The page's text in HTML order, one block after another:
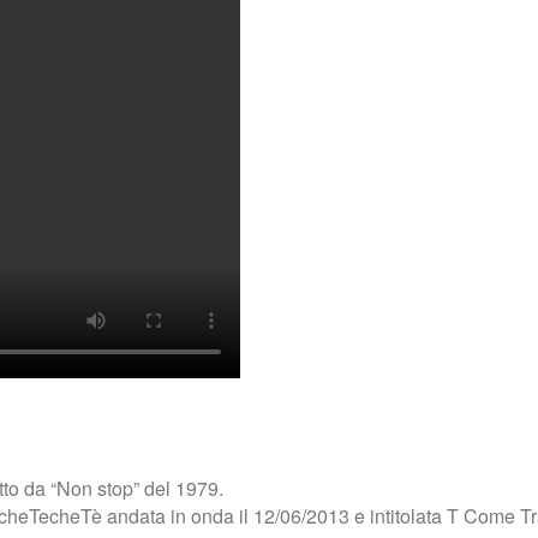
da “Non stop” del 1979.
andata in onda il 12/06/2013 e intitolata T Come